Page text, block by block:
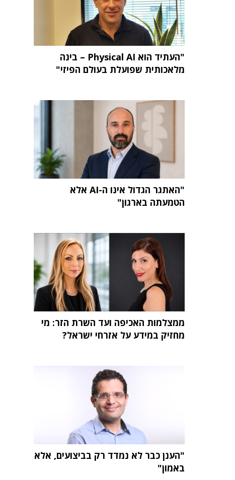
"העתיד הוא Physical AI – בינה
מלאכותית שפועלת בעולם הפיזי"
"האתגר הגדול אינו ה-AI אלא
הטמעתה בארגון"
ממצלמות האכיפה ועד השרת הזר: מי
מחזיק במידע על אזרחי ישראל?
"הענן כבר לא נמדד רק בביצועים, אלא
באמון"